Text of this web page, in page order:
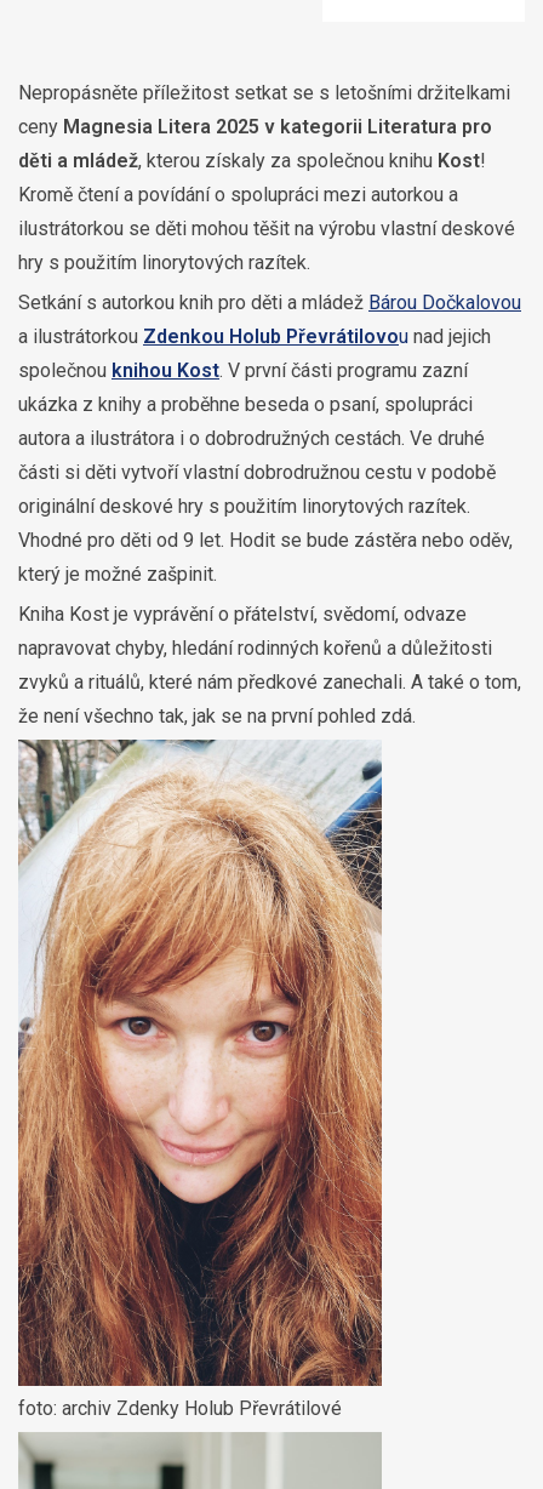
Nepropásněte příležitost setkat se s letošními držitelkami
ceny Magnesia Litera 2025 v kategorii Literatura pro
děti a mládež, kterou získaly za společnou knihu Kost!
Kromě čtení a povídání o spolupráci mezi autorkou a
ilustrátorkou se děti mohou těšit na výrobu vlastní deskové
hry s použitím linorytových razítek.
Setkání s autorkou knih pro děti a mládež Bárou Dočkalovou
a ilustrátorkou Zdenkou Holub Převrátilovou nad jejich
společnou knihou Kost. V první části programu zazní
ukázka z knihy a proběhne beseda o psaní, spolupráci
autora a ilustrátora i o dobrodružných cestách. Ve druhé
části si děti vytvoří vlastní dobrodružnou cestu v podobě
originální deskové hry s použitím linorytových razítek.
Vhodné pro děti od 9 let. Hodit se bude zástěra nebo oděv,
který je možné zašpinit.
Kniha Kost je vyprávění o přátelství, svědomí, odvaze
napravovat chyby, hledání rodinných kořenů a důležitosti
zvyků a rituálů, které nám předkové zanechali. A také o tom,
že není všechno tak, jak se na první pohled zdá.
foto: archiv Zdenky Holub Převrátilové